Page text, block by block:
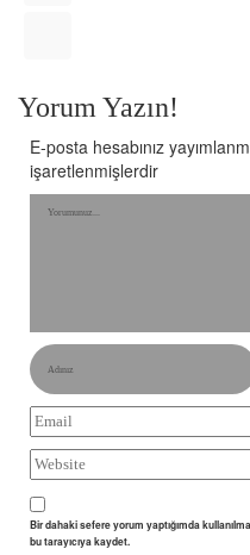
Yorum Yazın!
E-posta hesabınız
işaretlenmişlerdir
Bir dahaki sefere yorum yaptığımda
bu tarayıcıya kaydet.